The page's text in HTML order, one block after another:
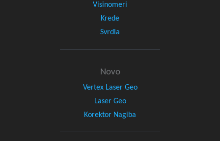
Visinomeri
Krede
Svrdla
Novo
Vertex Laser Geo
Laser Geo
Korektor Nagiba